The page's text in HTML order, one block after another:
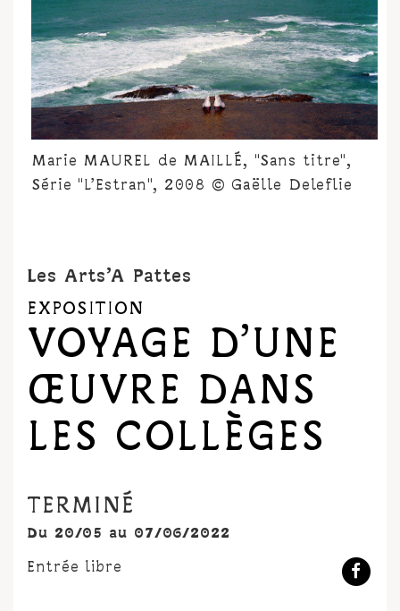
Marie MAUREL de MAILLÉ, "Sans titre",
Série "L’Estran", 2008 © Gaëlle Deleflie
Les Arts’A Pattes
EXPOSITION
VOYAGE D’UNE
ŒUVRE DANS
LES COLLÈGES
TERMINÉ
Du 20/05 au 07/06/2022
Entrée libre